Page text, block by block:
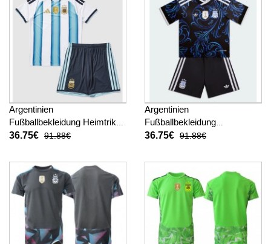
Argentinien
Fußballbekleidung Heimtrikot
Kinder WM 2026 Kurzarm (+
36.75€ 91.88€
Argentinien
Fußballbekleidung
Auswärtstrikot Kinder WM
hosen)
36.75€ 91.88€